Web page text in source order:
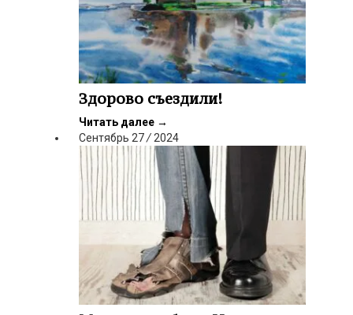
Здорово съездили!
Читать далее →
Сентябрь 27/ 2024